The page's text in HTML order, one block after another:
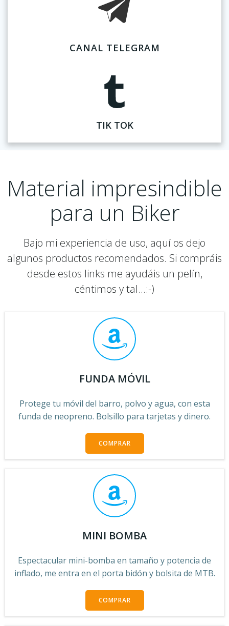
CANAL TELEGRAM
TIK TOK
Material impresindible
para un Biker
Bajo mi experiencia de uso, aquí os dejo
algunos productos recomendados. Si compráis
desde estos links me ayudáis un pelín,
céntimos y tal...:-)
FUNDA MÓVIL
Protege tu móvil del barro, polvo y agua, con esta
funda de neopreno. Bolsillo para tarjetas y dinero.
COMPRAR
MINI BOMBA
Espectacular mini-bomba en tamaño y potencia de
inflado, me entra en el porta bidón y bolsita de MTB.
COMPRAR